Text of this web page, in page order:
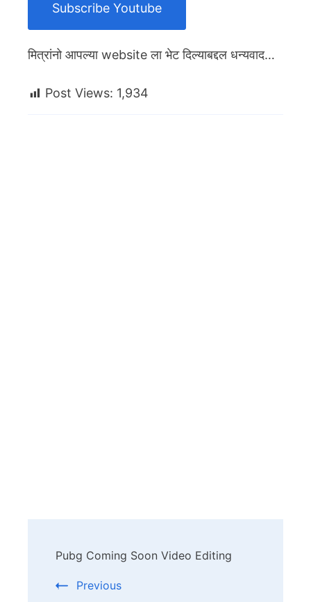
Subscribe Youtube
मित्रांनो आपल्या website ला भेट दिल्याबद्दल धन्यवाद…
Post Views: 1,934
Navigation
Pubg Coming Soon Video Editing
Previous